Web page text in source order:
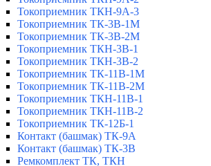
Токоприемник ТКН-9А-3
Токоприемник ТК-3В-1М
Токоприемник ТК-3В-2М
Токоприемник ТКН-3В-1
Токоприемник ТКН-3В-2
Токоприемник ТК-11В-1М
Токоприемник ТК-11В-2М
Токоприемник ТКН-11В-1
Токоприемник ТКН-11В-2
Токоприемник ТК-12Б-1
Контакт (башмак) ТК-9А
Контакт (башмак) ТК-3В
Ремкомплект ТК, ТКН